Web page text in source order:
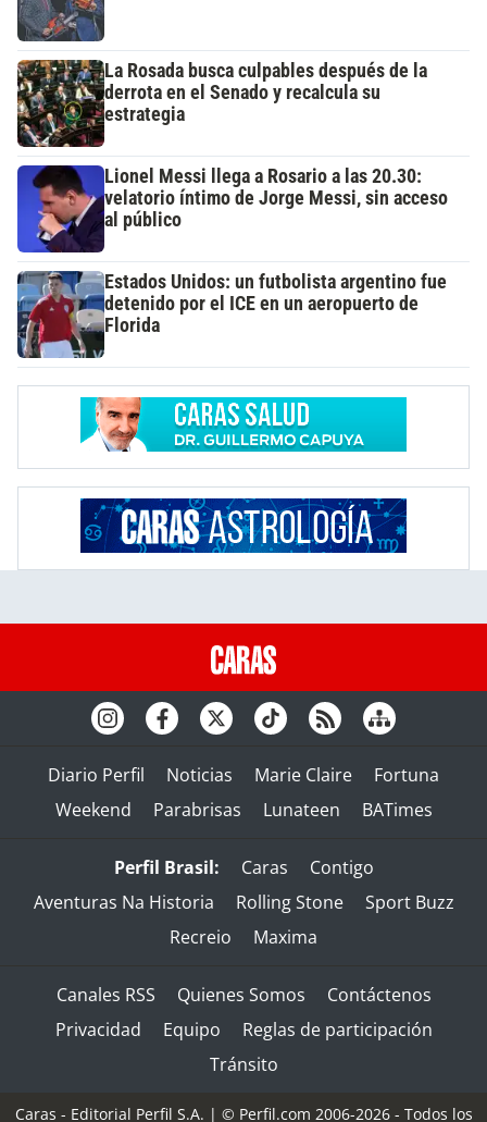
La Rosada busca culpables después de la
derrota en el Senado y recalcula su
estrategia
Lionel Messi llega a Rosario a las 20.30:
velatorio íntimo de Jorge Messi, sin acceso
al público
Estados Unidos: un futbolista argentino fue
detenido por el ICE en un aeropuerto de
Florida
Diario Perfil Noticias Marie Claire
Fortuna
Weekend
Parabrisas Lunateen BATimes
Perfil Brasil: Caras
Contigo
Aventuras Na Historia
Rolling Stone
Sport Buzz
Recreio
Maxima
Canales RSS Quienes Somos
Contáctenos
Privacidad
Equipo
Reglas de participación
Tránsito
Caras - Editorial Perfil S.A. | © Perfil.com 2006-2026 - Todos los